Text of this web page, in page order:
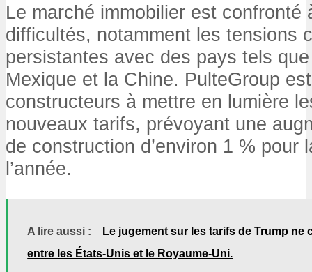
Le marché immobilier est confronté
difficultés, notamment les tensions
persistantes avec des pays tels
Mexique et la Chine. PulteGroup
constructeurs à mettre en lumière
nouveaux tarifs, prévoyant une
de construction d’environ 1 % pour
l’année.
A lire aussi :
Le jugement sur les tarifs de Trump
entre les États-Unis et le Royaume-Uni.